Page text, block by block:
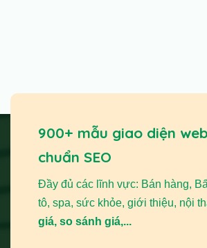
900+ mẫu giao diện
chuẩn SEO
Đầy đủ các lĩnh vực: Bán hàng,
tô, spa, sức khỏe, giới thiệu, nội
giá, so sánh giá,...